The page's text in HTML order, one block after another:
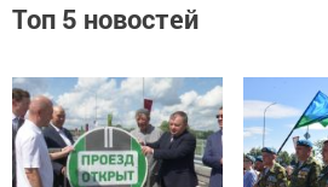
Топ 5 новостей